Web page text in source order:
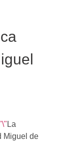
La
Miguel de